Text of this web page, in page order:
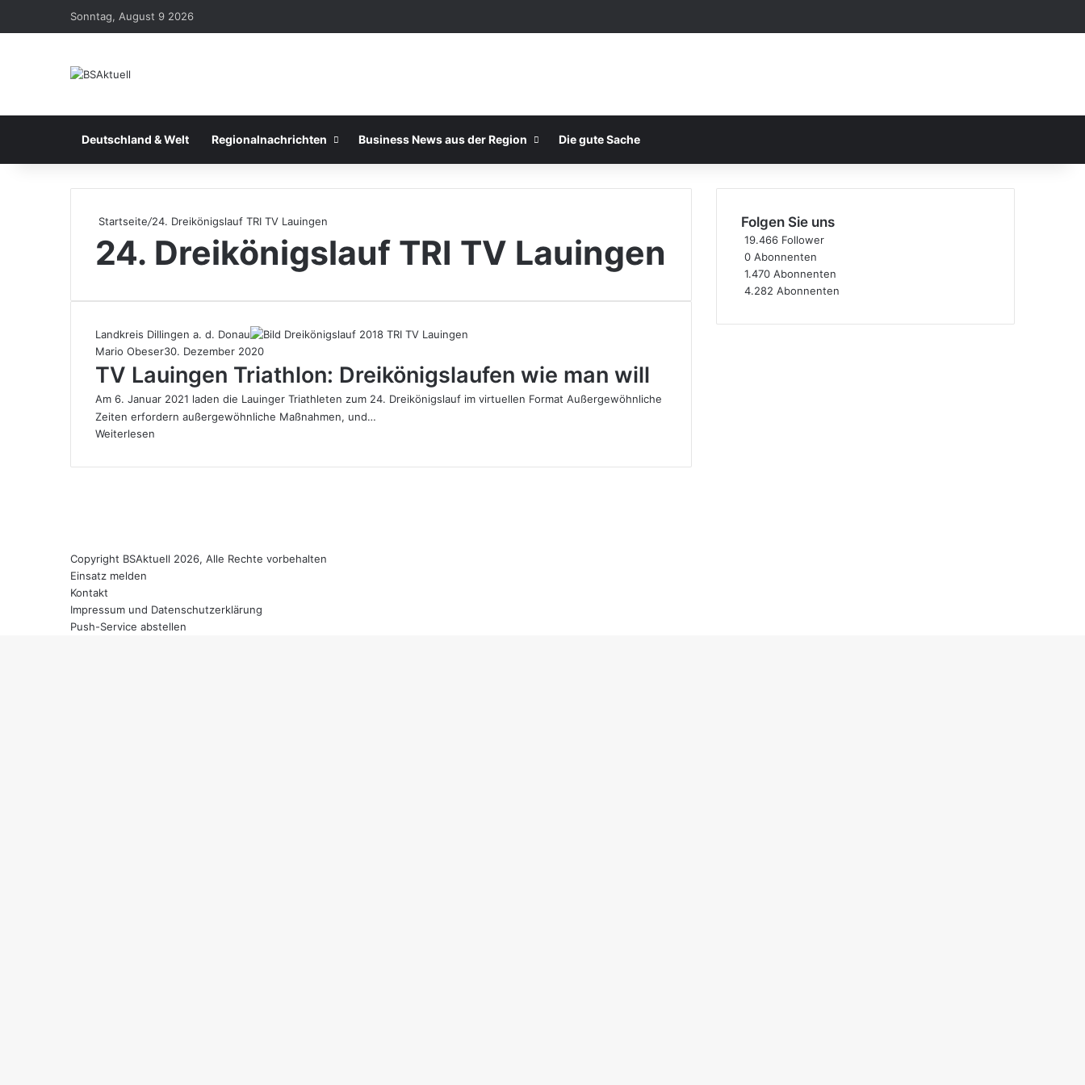
Sonntag, August 9 2026
Deutschland & Welt Regionalnachrichten Business News aus der Region Die gute Sache
Startseite/24. Dreikönigslauf TRI TV Lauingen
24. Dreikönigslauf TRI TV Lauingen
Landkreis Dillingen a. d. Donau
Mario Obeser30. Dezember 2020
TV Lauingen Triathlon: Dreikönigslaufen wie man will
Am 6. Januar 2021 laden die Lauinger Triathleten zum 24. Dreikönigslauf im virtuellen Format Außergewöhnliche
Zeiten erfordern außergewöhnliche Maßnahmen, und…
Weiterlesen
Folgen Sie uns
19.466 Follower
0 Abonnenten
1.470 Abonnenten
4.282 Abonnenten
Copyright BSAktuell 2026, Alle Rechte vorbehalten
Einsatz melden
Kontakt
Impressum und Datenschutzerklärung
Push-Service abstellen